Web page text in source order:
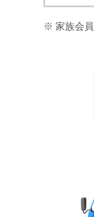
家族会